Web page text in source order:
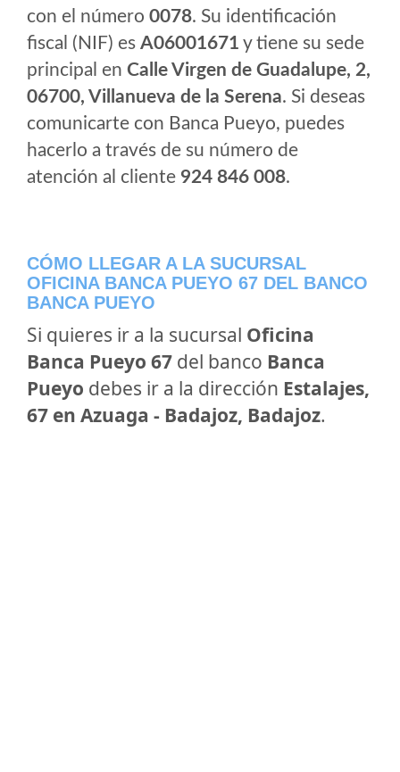
con el número 0078. Su identificación
fiscal (NIF) es A06001671 y tiene su sede
principal en Calle Virgen de Guadalupe, 2,
06700, Villanueva de la Serena. Si deseas
comunicarte con Banca Pueyo, puedes
hacerlo a través de su número de
atención al cliente 924 846 008.
CÓMO LLEGAR A LA SUCURSAL
OFICINA BANCA PUEYO 67 DEL BANCO
BANCA PUEYO
Si quieres ir a la sucursal Oficina
Banca Pueyo 67 del banco Banca
Pueyo debes ir a la dirección Estalajes,
67 en Azuaga - Badajoz, Badajoz.